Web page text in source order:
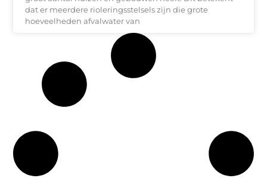
dat er meerdere rioleringsstelsels zijn die grote
hoeveelheden afvalwater van